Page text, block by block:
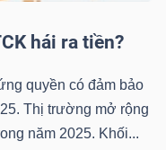
hái ra tiền?
quyền có đảm bảo
Thị trường mở rộng
năm 2025. Khối...